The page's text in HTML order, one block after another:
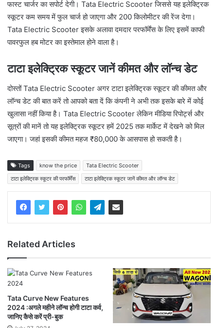
फास्ट चार्जर का सपोर्ट देगी। Tata Electric Scooter जिससे यह इलेक्ट्रिक
स्कूटर कम समय में फुल चार्ज हो जाएगा और 200 किलोमीटर की रेंज देगा।
Tata Electric Scooter इसके अलावा दमदार परफॉर्मेंस के लिए इसमें काफी
पावरफुल हब मोटर का इस्तेमाल होने वाला है।
टाटा इलेक्ट्रिक स्कूटर जानें कीमत और लॉन्च डेट
दोस्तों Tata Electric Scooter अगर टाटा इलेक्ट्रिक स्कूटर की कीमत और
लॉन्च डेट की बात करें तो आपको बता दें कि कंपनी ने अभी तक इसके बारे में कोई
खुलासा नहीं किया है। Tata Electric Scooter लेकिन मीडिया रिपोर्ट्स और
सूत्रों की मानें तो यह इलेक्ट्रिक स्कूटर हमें 2025 तक मार्केट में देखने को मिल
जाएगा। जहां इसकी कीमत महज ₹80,000 के आसपास हो सकती है।
Tags know the price
Tata Electric Scooter
टाटा इलेक्ट्रिक स्कूटर की परफॉर्मेंस
टाटा इलेक्ट्रिक स्कूटर जानें कीमत और लॉन्च डेट
Related Articles
Tata Curve New Features
2024 :अगले महीने लॉन्च होगी टाटा कर्व,
जानिए कैसे करें प्री-बुक